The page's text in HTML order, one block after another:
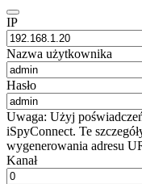
IP
Nazwa użytkownika
Hasło
Uwaga: Użyj
iSpyConnect. Te
wygenerowania adresu
Kanał